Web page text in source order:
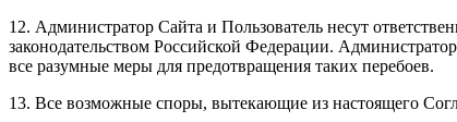
12. Администратор Сайта и Пользователь несут
законодательством Российской Федерации.
все разумные меры для предотвращения таких перебоев.
13. Все возможные споры, вытекающие из настоящего